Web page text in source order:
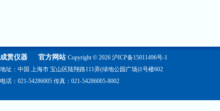
成贯仪器 官方网站 Copyright © 2026 沪ICP备15011496号-1
地址：中国 上海市 宝山区陆翔路111弄(绿地公园广场)1号楼602
电话：021-54286005 传真：021-54286005-8002